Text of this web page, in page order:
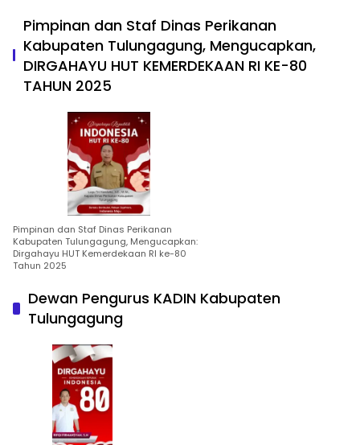
Pimpinan dan Staf Dinas Perikanan
Kabupaten Tulungagung, Mengucapkan,
DIRGAHAYU HUT KEMERDEKAAN RI KE-80
TAHUN 2025
Pimpinan dan Staf Dinas Perikanan
Kabupaten Tulungagung, Mengucapkan:
Dirgahayu HUT Kemerdekaan RI ke-80
Tahun 2025
Dewan Pengurus KADIN Kabupaten
Tulungagung